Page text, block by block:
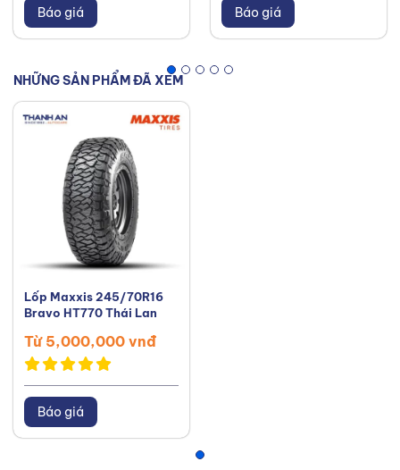
Báo giá Báo giá
NHỮNG SẢN PHẨM ĐÃ XEM
Lốp Maxxis 245/70R16
Bravo HT770 Thái Lan
Từ 5,000,000 vnđ
Báo giá